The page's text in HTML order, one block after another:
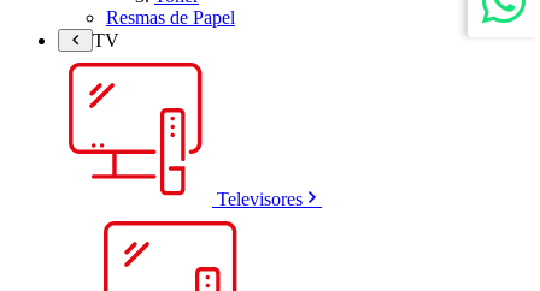
Resmas de Papel
TV
Televisores